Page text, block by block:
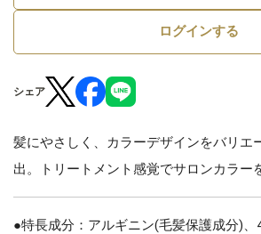
ログインする
シェア
髪にやさしく、カラーデザインをバリエ
出。トリートメント感覚でサロンカラー
●特長成分：アルギニン(毛髪保護成分)